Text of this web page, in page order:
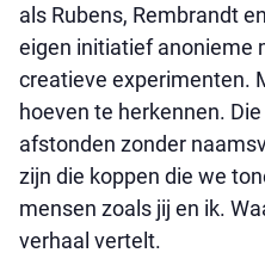
als Rubens, Rembrandt
eigen initiatief anonieme
creatieve experimenten.
hoeven te herkennen.
afstonden zonder
zijn die koppen die we
mensen zoals jij en ik.
verhaal vertelt.